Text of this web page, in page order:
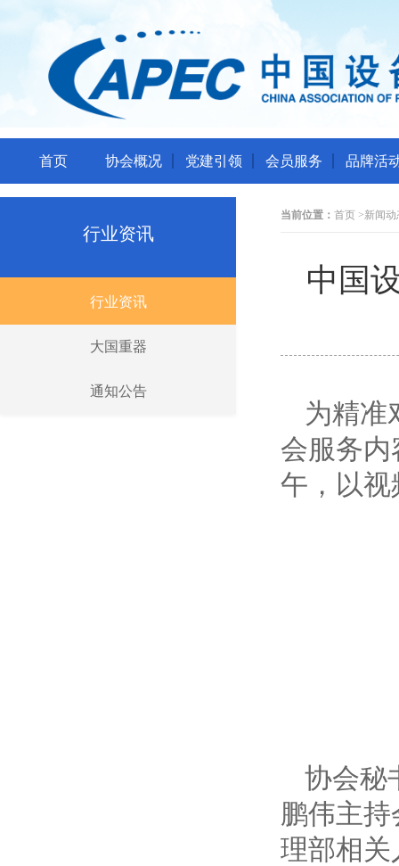
首页 协会概况 党建引领 会员服务 品牌活
行业资讯
行业资讯
大国重器
通知公告
当前位置： 首页 >新闻动
中国
为精准
会服务内
午，以视
协会秘
鹏伟主
理部相关